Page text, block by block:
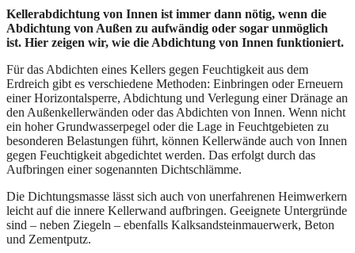
Kellerabdichtung von Innen ist immer dann nötig, wenn die
Abdichtung von Außen zu aufwändig oder sogar unmöglich
ist. Hier zeigen wir, wie die Abdichtung von Innen funktioniert.
Für das Abdichten eines Kellers gegen Feuchtigkeit aus dem
Erdreich gibt es verschiedene Methoden: Einbringen oder Erneuern
einer Horizontalsperre, Abdichtung und Verlegung einer Dränage an
den Außenkellerwänden oder das Abdichten von Innen. Wenn nicht
ein hoher Grundwasserpegel oder die Lage in Feuchtgebieten zu
besonderen Belastungen führt, können Kellerwände auch von Innen
gegen Feuchtigkeit abgedichtet werden. Das erfolgt durch das
Aufbringen einer sogenannten Dichtschlämme.
Die Dichtungsmasse lässt sich auch von unerfahrenen Heimwerkern
leicht auf die innere Kellerwand aufbringen. Geeignete Untergründe
sind – neben Ziegeln – ebenfalls Kalksandsteinmauerwerk, Beton
und Zementputz.